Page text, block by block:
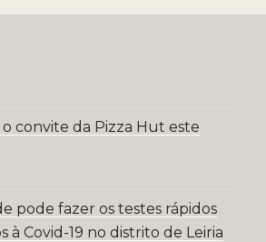
o convite da Pizza Hut este
pode fazer os testes rápidos
à Covid-19 no distrito de Leiria